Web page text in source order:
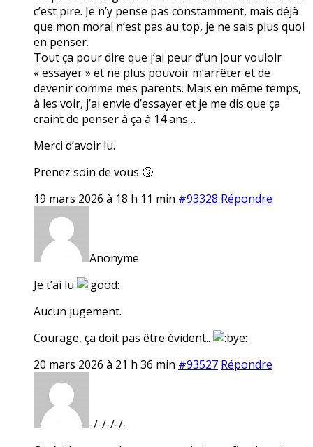
c’est pire. Je n’y pense pas constamment, mais déjà
que mon moral n’est pas au top, je ne sais plus quoi
en penser.
Tout ça pour dire que j’ai peur d’un jour vouloir
« essayer » et ne plus pouvoir m’arrêter et de
devenir comme mes parents. Mais en même temps,
à les voir, j’ai envie d’essayer et je me dis que ça
craint de penser à ça à 14 ans…
Merci d’avoir lu.
Prenez soin de vous 🤧
19 mars 2026 à 18 h 11 min #93328 Répondre
Anonyme
Je t’ai lu
Aucun jugement.
Courage, ça doit pas être évident..
20 mars 2026 à 21 h 36 min #93527 Répondre
-/-/-/-/-